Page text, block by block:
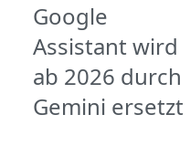
Google
Assistant wird
ab 2026 durch
Gemini ersetzt